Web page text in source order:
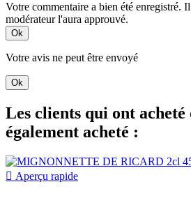
Votre commentaire a bien été enregistré.
modérateur l'aura approuvé.
Ok
Votre avis ne peut être envoyé
Ok
Les clients qui ont
également acheté :
 Aperçu rapide